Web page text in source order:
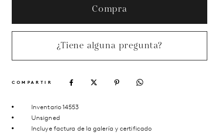
Compra
¿Tiene alguna pregunta?
COMPARTIR
Inventario 14553
Unsigned
Incluye factura de la galería y certificado